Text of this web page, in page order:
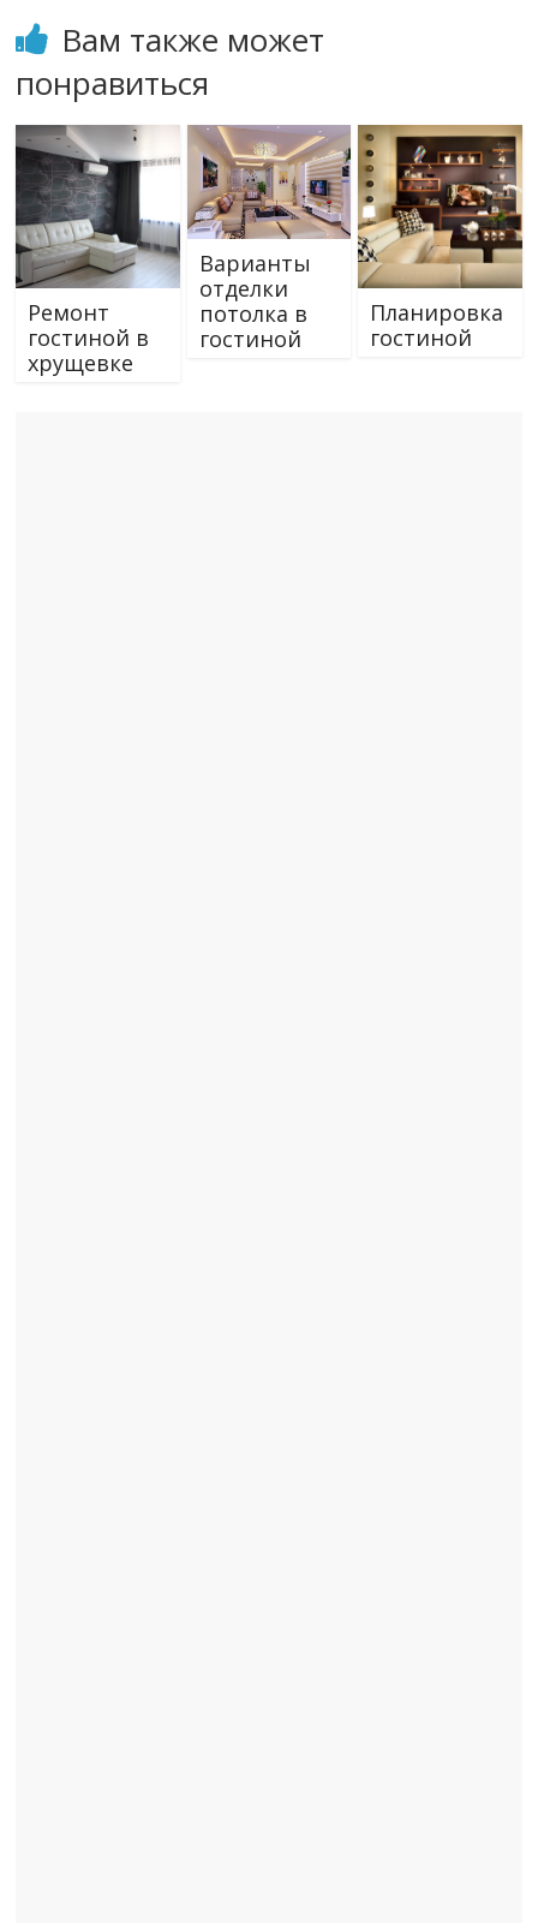
Вам также может
понравиться
Ремонт
гостиной в
хрущевке
Варианты
отделки
потолка в
гостиной
Планировка
гостиной